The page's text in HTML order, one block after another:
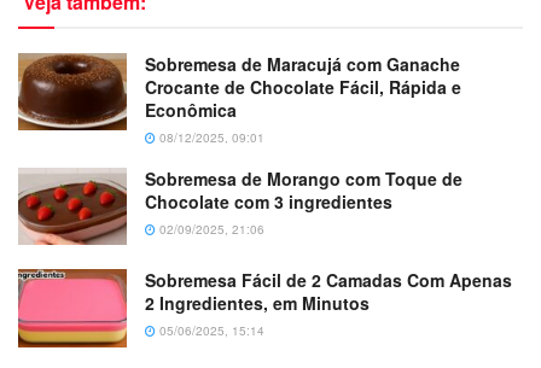
Sobremesa de Maracujá com Ganache
Crocante de Chocolate Fácil, Rápida e
Econômica
08/12/2025, 09:01
Sobremesa de Morango com Toque de
Chocolate com 3 ingredientes
02/09/2025, 21:06
Sobremesa Fácil de 2 Camadas Com Apenas
2 Ingredientes, em Minutos
05/06/2025, 15:14